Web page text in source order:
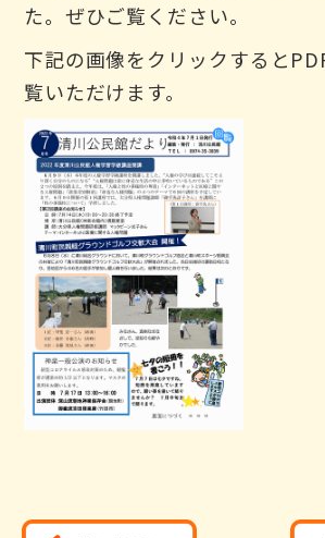
た。ぜひご覧ください。
下記の画像をクリックすると
覧いただけます。